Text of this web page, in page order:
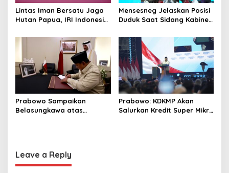
Lintas Iman Bersatu Jaga
Hutan Papua, IRI Indonesia
Barat Daya
Mensesneg Jelaskan Posisi
Duduk Saat Sidang Kabinet:
yang Perlu Dikhawatirkan
Prabowo Sampaikan
Belasungkawa atas
Prabowo: KDKMP Akan
Salurkan Kredit Super Mikro
Leave a Reply